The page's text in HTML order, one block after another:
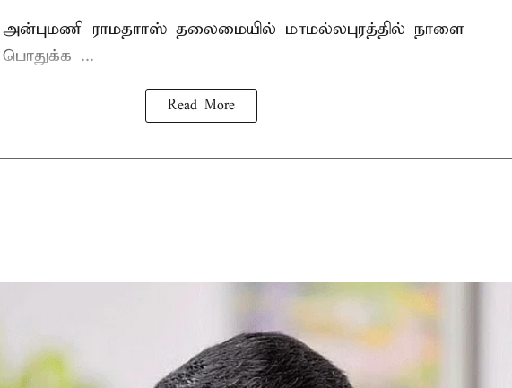
ராமதாாஸ் தலைமையில் மாமல்லபுரத்தில் நாளை
...
Read More